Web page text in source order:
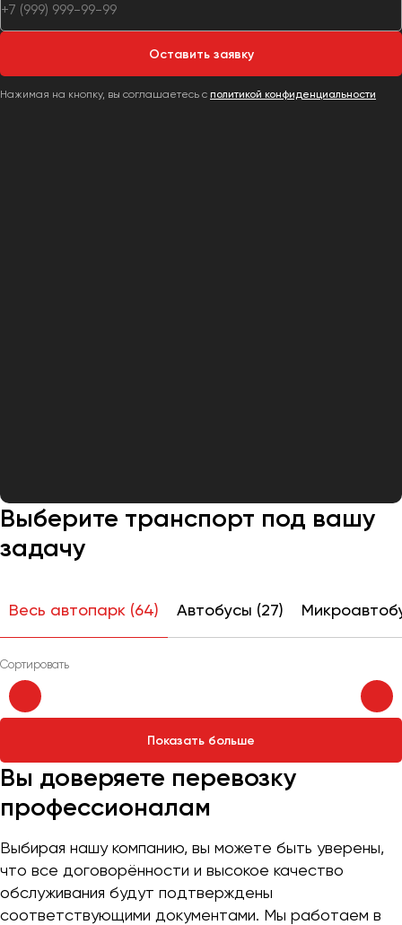
Оставить заявку
Нажимая на кнопку, вы соглашаетесь с политикой конфиденциальности
Выберите транспорт под вашу
задачу
Весь автопарк (64) Автобусы (27)
Показать больше
Вы доверяете перевозку
профессионалам
Выбирая нашу компанию, вы можете быть уверены,
что все договорённости и высокое качество
обслуживания будут подтверждены
соответствующими документами. Мы работаем в